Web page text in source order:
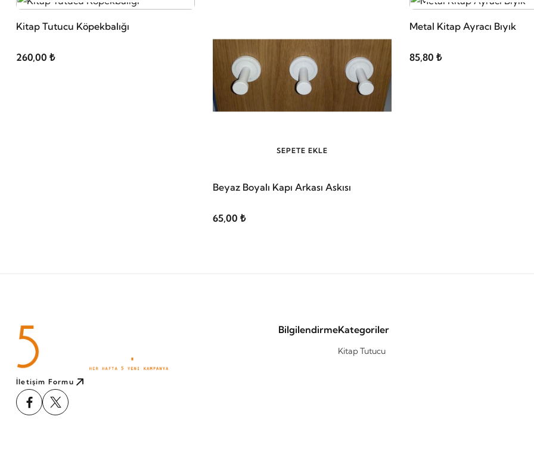
Kitap Tutucu Köpekbalığı
260,00 ₺
SEPETE EKLE
Beyaz Boyalı Kapı Arkası Askısı
65,00 ₺
Metal Kitap Ayracı Bıyık
85,80 ₺
İletişim Formu
BilgilendirmeKategoriler
Kitap Tutucu